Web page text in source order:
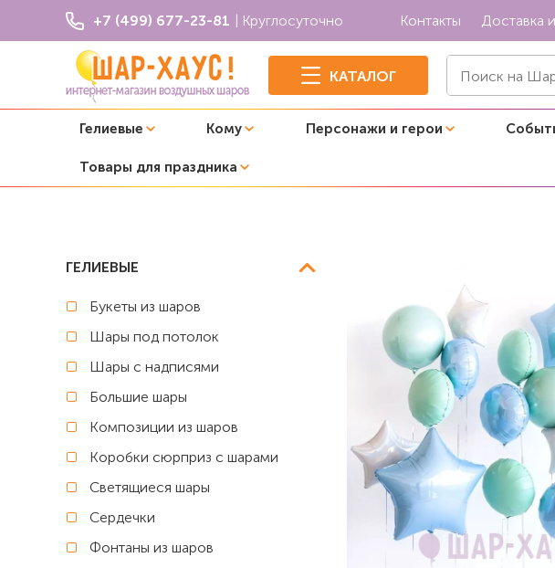
+7 (499) 677-23-81 | Круглосуточно Контакты Доставка
КАТАЛОГ
Гелиевые Кому Персонажи и герои
Товары для праздника
Фотозоны из шаров
ГЕЛИЕВЫЕ
Букеты из шаров
Шары под потолок
Шары с надписями
Большие шары
Композиции из шаров
Коробки сюрприз с шарами
Светящиеся шары
Сердечки
Фонтаны из шаров